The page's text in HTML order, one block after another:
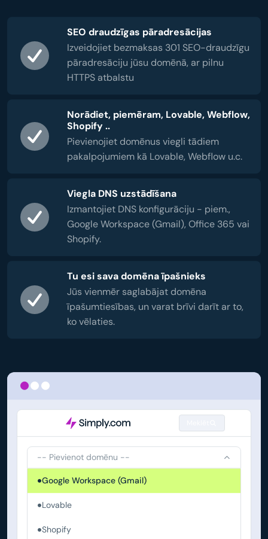
SEO draudzīgas pāradresācijas
Izveidojiet bezmaksas 301 SEO-draudzīgu
pāradresāciju jūsu domēnā, ar pilnu
HTTPS atbalstu
Norādiet, piemēram, Lovable, Webflow,
Shopify ..
Pievienojiet domēnus viegli tādiem
pakalpojumiem kā Lovable, Webflow u.c.
Viegla DNS uzstādīšana
Izmantojiet DNS konfigurāciju - piem.,
Google Workspace (Gmail), Office 365 vai
Shopify.
Tu esi sava domēna īpašnieks
Jūs vienmēr saglabājat domēna
īpašumtiesības, un varat brīvi darīt ar to,
ko vēlaties.
-- Pievienot domēnu --
Google Workspace (Gmail)
Lovable
Shopify